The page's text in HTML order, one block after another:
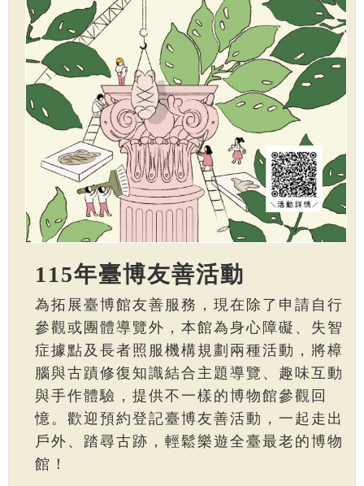
115年臺博友善活動
為拓展臺博館友善服務，現在除了申請自行
參觀或團體導覽外，本館為身心障礙、失智
症據點及長者照服機構規劃兩種活動，將樟
腦與古蹟修復知識結合主題導覽、趣味互動
與手作體驗，提供不一樣的博物館參觀回
憶。歡迎預約登記臺博友善活動，一起走出
戶外、踏尋古跡，輕鬆樂遊全臺最老的博物
館！